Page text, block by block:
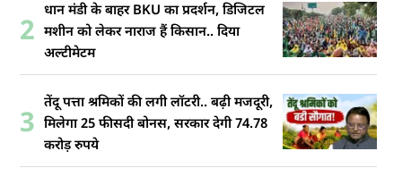
2
धान मंडी के बाहर BKU का प्रदर्शन, डिजिटल
मशीन को लेकर नाराज हैं किसान.. दिया
अल्टीमेटम
3
तेंदू पत्ता श्रमिकों की लगी लॉटरी.. बढ़ी मजदूरी,
मिलेगा 25 फीसदी बोनस, सरकार देगी 74.78
करोड़ रुपये